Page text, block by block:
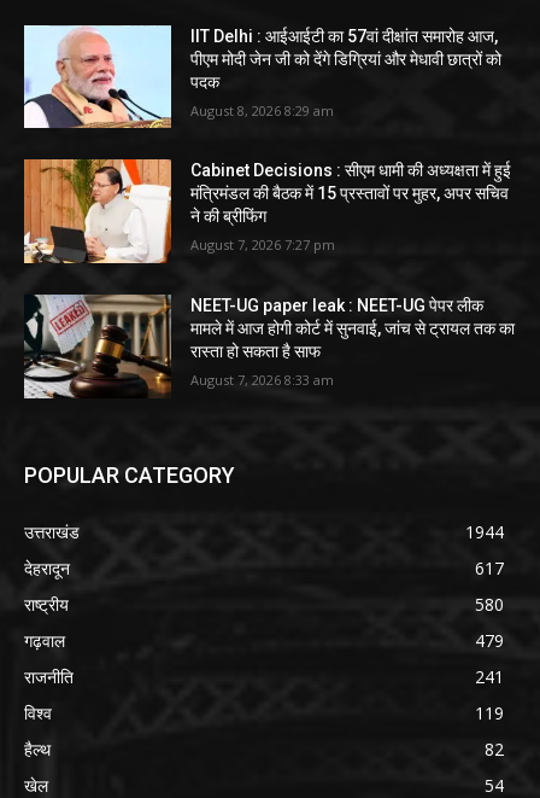
IIT Delhi : आईआईटी का 57वां दीक्षांत समारोह आज,
पीएम मोदी जेन जी को देंगे डिग्रियां और मेधावी छात्रों को
पदक
August 8, 2026 8:29 am
Cabinet Decisions : सीएम धामी की अध्यक्षता में हुई
मंत्रिमंडल की बैठक में 15 प्रस्तावों पर मुहर, अपर सचिव
ने की ब्रीफिंग
August 7, 2026 7:27 pm
NEET-UG paper leak : NEET-UG पेपर लीक
मामले में आज होगी कोर्ट में सुनवाई, जांच से ट्रायल तक का
रास्ता हो सकता है साफ
August 7, 2026 8:33 am
POPULAR CATEGORY
उत्तराखंड
1944
देहरादून
617
राष्ट्रीय
580
गढ़वाल
479
राजनीति
241
विश्व
119
हैल्थ
82
खेल
54